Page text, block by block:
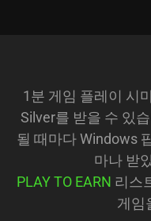
1분 게임 플레이 시
Silver를 받을 수 있
될 때마다 Windows
마나 받
PLAY TO EARN 리스
게임